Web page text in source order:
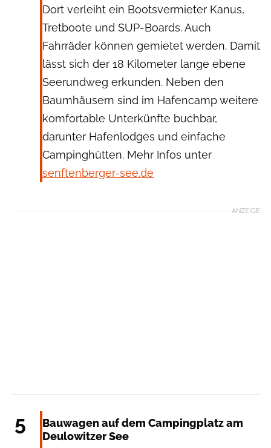
Dort verleiht ein Bootsvermieter Kanus,
Tretboote und SUP-Boards. Auch
Fahrräder können gemietet werden. Damit
lässt sich der 18 Kilometer lange ebene
Seerundweg erkunden. Neben den
Baumhäusern sind im Hafencamp weitere
komfortable Unterkünfte buchbar,
darunter Hafenlodges und einfache
Campinghütten. Mehr Infos unter
senftenberger-see.de
ANZEIGE
5
Bauwagen auf dem Campingplatz am
Deulowitzer See